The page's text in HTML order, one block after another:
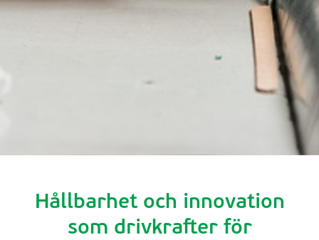
Hållbarhet och innovation
som drivkrafter för